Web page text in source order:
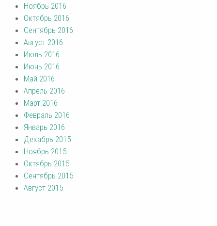
Ноябрь 2016
Октябрь 2016
Сентябрь 2016
Август 2016
Июль 2016
Июнь 2016
Май 2016
Апрель 2016
Март 2016
Февраль 2016
Январь 2016
Декабрь 2015
Ноябрь 2015
Октябрь 2015
Сентябрь 2015
Август 2015